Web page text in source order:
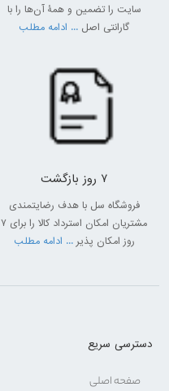
سایت را تضمین و همۀ آن‌ها را با
گارانتی اصل ... ادامه مطلب
7 روز بازگشت
فروشگاه سل با هدف رضایتمندی
مشتریان امکان استرداد کالا را برای 7
روز امکان پذیر... ادامه مطلب
دسترسی سریع
صفحه اصلی